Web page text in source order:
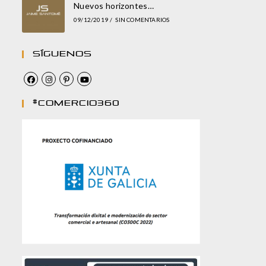
Nuevos horizontes…
09/12/2019 / SIN COMENTARIOS
Síguenos
#comercio360